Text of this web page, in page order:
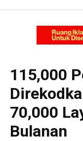
115,000
70,000
Bulanan